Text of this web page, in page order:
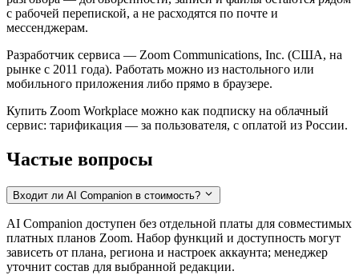
с рабочей перепиской, а не расходятся по почте и
мессенджерам.
Разработчик сервиса — Zoom Communications, Inc. (США, на
рынке с 2011 года). Работать можно из настольного или
мобильного приложения либо прямо в браузере.
Купить Zoom Workplace можно как подписку на облачный
сервис: тарификация — за пользователя, с оплатой из России.
Частые вопросы
Входит ли AI Companion в стоимость?
AI Companion доступен без отдельной платы для совместимых
платных планов Zoom. Набор функций и доступность могут
зависеть от плана, региона и настроек аккаунта; менеджер
уточнит состав для выбранной редакции.